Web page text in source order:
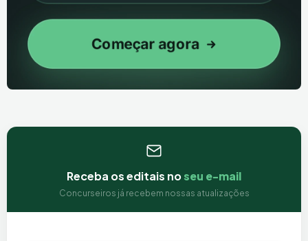
Receba os editais noseu e-mail
Concurseiros já recebem nossas atualizações